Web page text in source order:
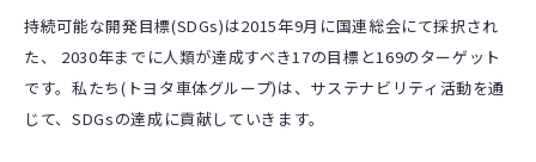
持続可能な開発目標(SDGs)は2015年9月に国連総会にて採択され
た、 2030年までに人類が達成すべき17の目標と169のターゲット
です。私たち(トヨタ車体グループ)は、サステナビリティ活動を通
じて、SDGsの達成に貢献していきます。